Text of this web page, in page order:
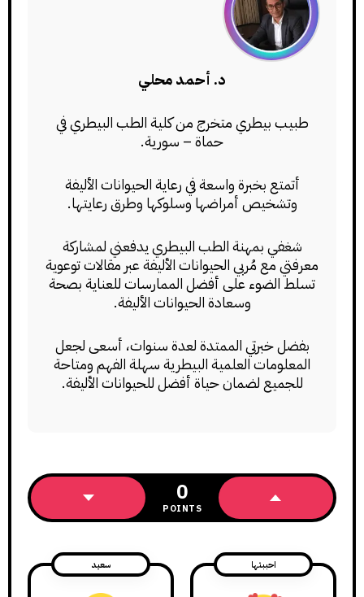
د. أحمد محلي
طبيب بيطري متخرج من كلية الطب البيطري في
حماة – سورية.
أتمتع بخبرة واسعة في رعاية الحيوانات الأليفة
وتشخيص أمراضها وسلوكها وطرق رعايتها.
شغفي بمهنة الطب البيطري يدفعني لمشاركة
معرفتي مع مُربي الحيوانات الأليفة عبر مقالات توعوية
تسلط الضوء على أفضل الممارسات للعناية بصحة
وسعادة الحيوانات الأليفة.
بفضل خبرتي الممتدة لعدة سنوات، أسعى لجعل
المعلومات العلمية البيطرية سهلة الفهم ومتاحة
للجميع لضمان حياة أفضل للحيوانات الأليفة.
0
POINTS
احببتها سعيد